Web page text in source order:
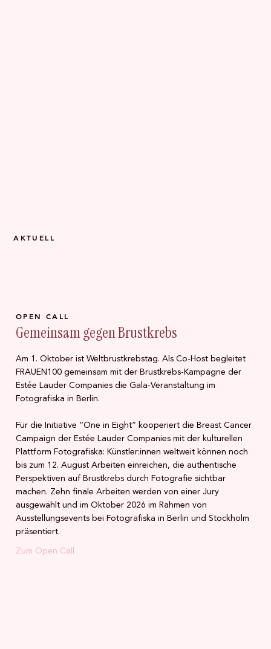
OPEN CALL
Gemeinsam gegen Brustkrebs
Am 1. Oktober ist Weltbrustkrebstag. Als Co-Host begleitet
FRAUEN100 gemeinsam mit der Brustkrebs-Kampagne der
Estée Lauder Companies die Gala-Veranstaltung im
Fotografiska in Berlin.
Für die Initiative “One in Eight” kooperiert die Breast Cancer
Campaign der Estée Lauder Companies mit der kulturellen
Plattform Fotografiska: Künstler:innen weltweit können noch
bis zum 12. August Arbeiten einreichen, die authentische
Perspektiven auf Brustkrebs durch Fotografie sichtbar
machen. Zehn finale Arbeiten werden von einer Jury
ausgewählt und im Oktober 2026 im Rahmen von
Ausstellungsevents bei Fotografiska in Berlin und Stockholm
präsentiert.
Zum Open Call
AKTUELL